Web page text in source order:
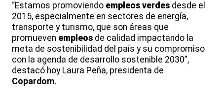
“Estamos promoviendo empleos verdes desde el
2015, especialmente en sectores de energía,
transporte y turismo, que son áreas que
promueven empleos de calidad impactando la
meta de sostenibilidad del país y su compromiso
con la agenda de desarrollo sostenible 2030”,
destacó hoy Laura Peña, presidenta de
Copardom.